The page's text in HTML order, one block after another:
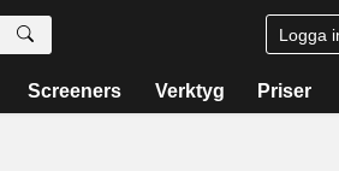
Logga
Screeners Verktyg Priser